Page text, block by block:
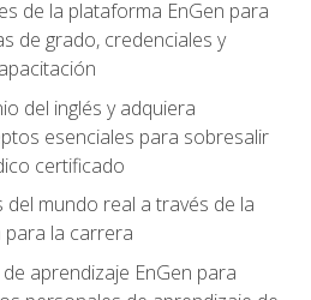
de la plataforma EnGen para
de grado, credenciales y
del inglés y adquiera
esenciales para sobresalir
certificado
mundo real a través de la
la carrera
aprendizaje EnGen para